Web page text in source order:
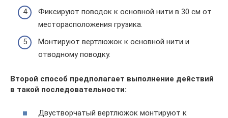
Фиксируют поводок к основной нити в 30 см от
месторасположения грузика.
Монтируют вертлюжок к основной нити и
отводному поводку.
Второй способ предполагает выполнение действий
в такой последовательности:
Двустворчатый вертлюжок монтируют к